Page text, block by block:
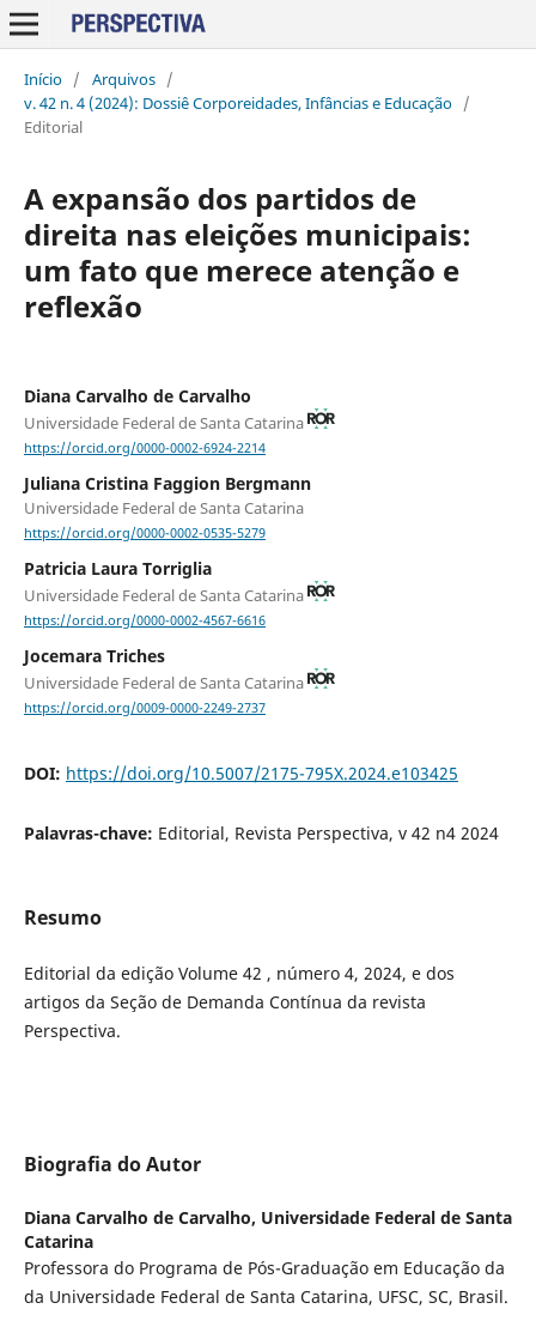
Início / Arquivos /
v. 42 n. 4 (2024): Dossiê Corporeidades, Infâncias e Educação /
Editorial
A expansão dos partidos de
direita nas eleições municipais:
um fato que merece atenção e
reflexão
Diana Carvalho de Carvalho
Universidade Federal de Santa Catarina
https://orcid.org/0000-0002-6924-2214
Juliana Cristina Faggion Bergmann
Universidade Federal de Santa Catarina
https://orcid.org/0000-0002-0535-5279
Patricia Laura Torriglia
Universidade Federal de Santa Catarina
https://orcid.org/0000-0002-4567-6616
Jocemara Triches
Universidade Federal de Santa Catarina
https://orcid.org/0009-0000-2249-2737
DOI: https://doi.org/10.5007/2175-795X.2024.e103425
Palavras-chave: Editorial, Revista Perspectiva, v 42 n4 2024
Resumo
Editorial da edição Volume 42 , número 4, 2024, e dos
artigos da Seção de Demanda Contínua da revista
Perspectiva.
Biografia do Autor
Diana Carvalho de Carvalho, Universidade Federal de Santa
Catarina
Professora do Programa de Pós-Graduação em Educação da
da Universidade Federal de Santa Catarina, UFSC, SC, Brasil.